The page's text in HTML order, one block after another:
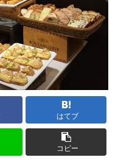
はてブ
コピー